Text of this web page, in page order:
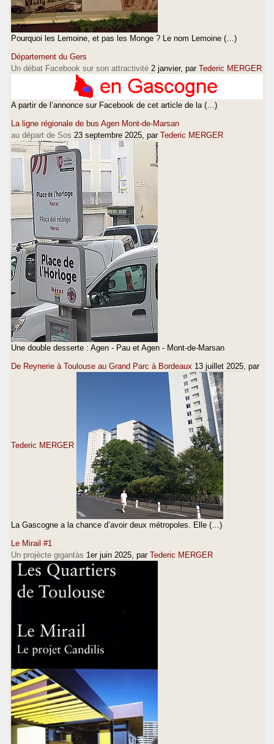
Pourquoi les Lemoine, et pas les Monge ? Le nom Lemoine (…)
Département du Gers
Un débat Facebook sur son attractivité 2 janvier, par Tederic MERGER
A partir de l’annonce sur Facebook de cet article de la (…)
La ligne régionale de bus Agen Mont-de-Marsan
au départ de Sos 23 septembre 2025, par Tederic MERGER
Une double desserte : Agen - Pau et Agen - Mont-de-Marsan
De Reynerie à Toulouse au Grand Parc à Bordeaux 13 juillet 2025, par
Tederic MERGER
La Gascogne a la chance d’avoir deux métropoles. Elle (…)
Le Mirail #1
Un projècte gigantàs 1er juin 2025, par Tederic MERGER